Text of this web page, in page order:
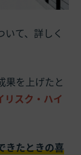
いて、詳しく
果を上げたと
リスク・ハイ
きたときの喜